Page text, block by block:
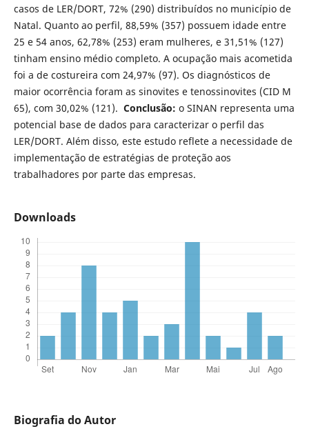
casos de LER/DORT, 72% (290) distribuídos no município de
Natal. Quanto ao perfil, 88,59% (357) possuem idade entre
25 e 54 anos, 62,78% (253) eram mulheres, e 31,51% (127)
tinham ensino médio completo. A ocupação mais acometida
foi a de costureira com 24,97% (97). Os diagnósticos de
maior ocorrência foram as sinovites e tenossinovites (CID M
65), com 30,02% (121). Conclusão: o SINAN representa uma
potencial base de dados para caracterizar o perfil das
LER/DORT. Além disso, este estudo reflete a necessidade de
implementação de estratégias de proteção aos
trabalhadores por parte das empresas.
Downloads
Biografia do Autor